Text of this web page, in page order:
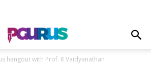
hangout with Prof. R Vaidyanathan